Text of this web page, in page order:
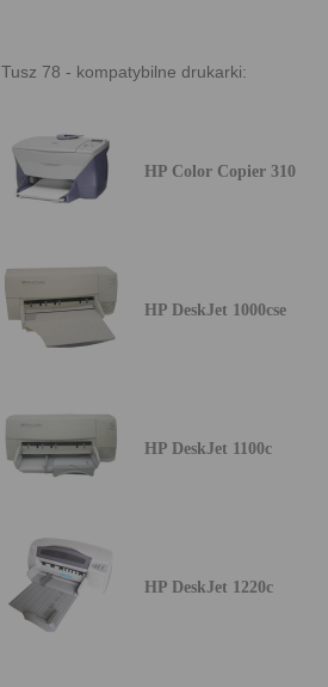
Tusz 78 - kompatybilne drukarki:
HP Color Copier 310
HP DeskJet 1000cse
HP DeskJet 1100c
HP DeskJet 1220c